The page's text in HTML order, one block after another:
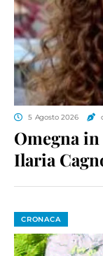
5 Agosto 2026
Omegna
Ilaria
CRONACA